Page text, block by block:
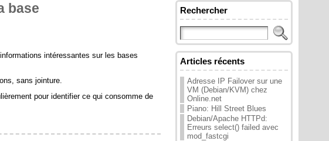
base
intéressantes sur les bases
sans jointure.
pour identifier ce qui consomme de
Rechercher
Articles récents
Adresse IP Failover sur une
VM (Debian/KVM) chez
Online.net
Piano: Hill Street Blues
Debian/Apache HTTPd:
Erreurs select() failed avec
mod_fastcgi